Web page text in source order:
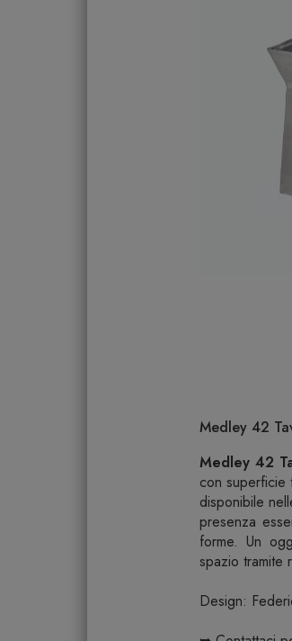
Medley 42
Medley 42
con superficie
disponibile
presenza
forme. Un
spazio tramite
Design: